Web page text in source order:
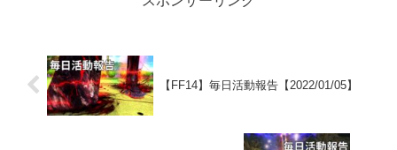
【FF14】毎日活動報告【2022/01/05】